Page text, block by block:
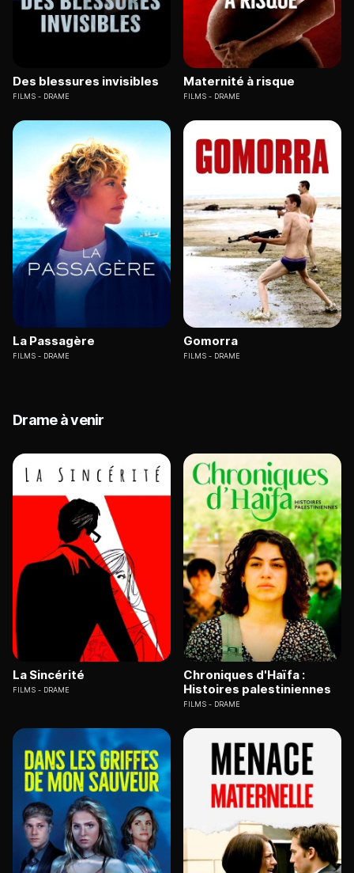
Des blessures invisibles
FILMS DRAME
Maternité à risque
FILMS DRAME
La Passagère
FILMS DRAME
Gomorra
FILMS DRAME
Drame à venir
La Sincérité
FILMS DRAME
Chroniques d'Haïfa :
Histoires palestiniennes
FILMS DRAME